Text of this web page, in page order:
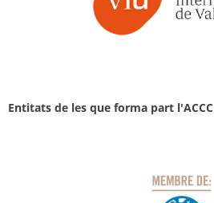
Entitats de les que forma part l'ACCC